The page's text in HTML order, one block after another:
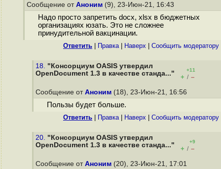
Сообщение от Аноним (9), 23-Июн-21, 16:43
Надо просто запретить docx, xlsx в бюджетных
организациях юзать. Это не сложнее
принудительной вакцинации.
Ответить Правка| Наверх Cообщить модератору
18. "Консорциум OASIS утвердил
OpenDocument 1.3 в качестве станда..."
+11
+ / –
Сообщение от Аноним (18), 23-Июн-21, 16:56
Пользы будет больше.
Ответить Правка| Наверх Cообщить модератору
20. "Консорциум OASIS утвердил
OpenDocument 1.3 в качестве станда..."
+9
+ / –
Сообщение от Аноним (20), 23-Июн-21, 17:01